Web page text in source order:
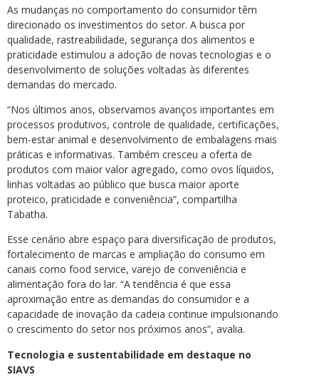
As mudanças no comportamento do consumidor têm
direcionado os investimentos do setor. A busca por
qualidade, rastreabilidade, segurança dos alimentos e
praticidade estimulou a adoção de novas tecnologias e o
desenvolvimento de soluções voltadas às diferentes
demandas do mercado.
“Nos últimos anos, observamos avanços importantes em
processos produtivos, controle de qualidade, certificações,
bem-estar animal e desenvolvimento de embalagens mais
práticas e informativas. Também cresceu a oferta de
produtos com maior valor agregado, como ovos líquidos,
linhas voltadas ao público que busca maior aporte
proteico, praticidade e conveniência”, compartilha
Tabatha.
Esse cenário abre espaço para diversificação de produtos,
fortalecimento de marcas e ampliação do consumo em
canais como food service, varejo de conveniência e
alimentação fora do lar. “A tendência é que essa
aproximação entre as demandas do consumidor e a
capacidade de inovação da cadeia continue impulsionando
o crescimento do setor nos próximos anos”, avalia.
Tecnologia e sustentabilidade em destaque no
SIAVS